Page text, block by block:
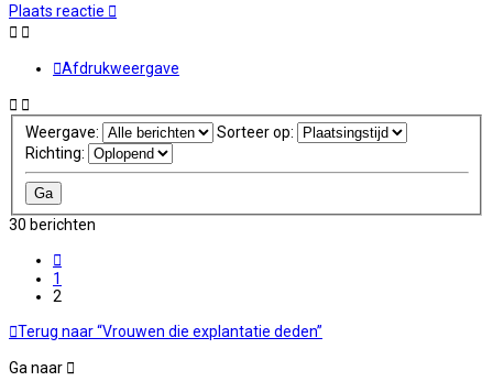
Plaats reactie
Afdrukweergave
Weergave:
Sorteer op:
Richting:
30 berichten
1
2
Terug naar “Vrouwen die explantatie deden”
Ga naar